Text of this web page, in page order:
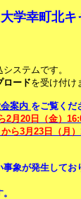
学幸町北キ
ステムです。
ロードを受け付け
案内 をご覧くだ
2月20日（金）
ら3月23日（月）
象が発生してお